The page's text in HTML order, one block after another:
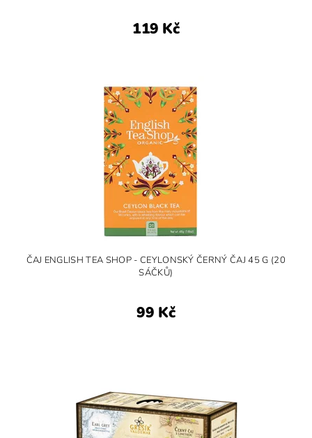
119 Kč
ČAJ ENGLISH TEA SHOP - CEYLONSKÝ ČERNÝ ČAJ 45 G (20
SÁČKŮ)
99 Kč